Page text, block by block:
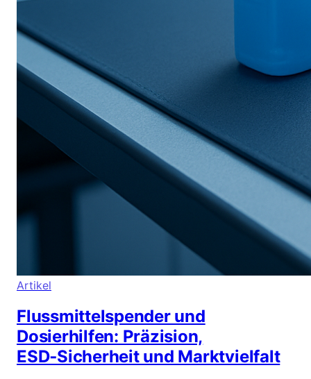
Artikel
Flussmittelspender und
Dosierhilfen: Präzision,
ESD‑Sicherheit und Marktvielfalt